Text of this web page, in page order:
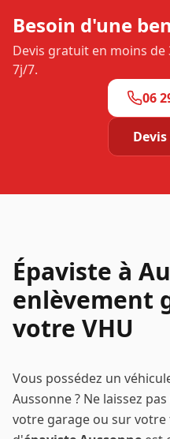
Besoin d'une
Devis gratuit en moins de
7j/7.
06
Épaviste à
enlèvement
votre VHU
Vous possédez un
Aussonne? Ne laissez
votre garage ou sur